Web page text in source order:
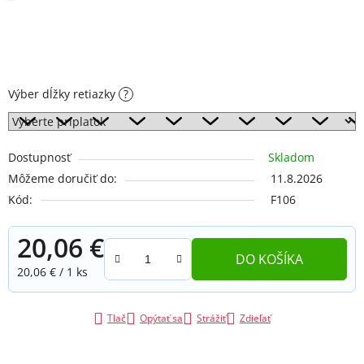
Výber dĺžky retiazky ?
Dostupnosť
Skladom
Môžeme doručiť do:
11.8.2026
Kód:
F106
20,06 €
Jednotková cena:
20,06 € / 1 ks
DO KOŠÍKA
Tlač Opýtať sa Strážiť Zdieľať